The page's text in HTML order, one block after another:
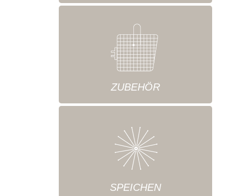
ZUBEHÖR
SPEICHEN